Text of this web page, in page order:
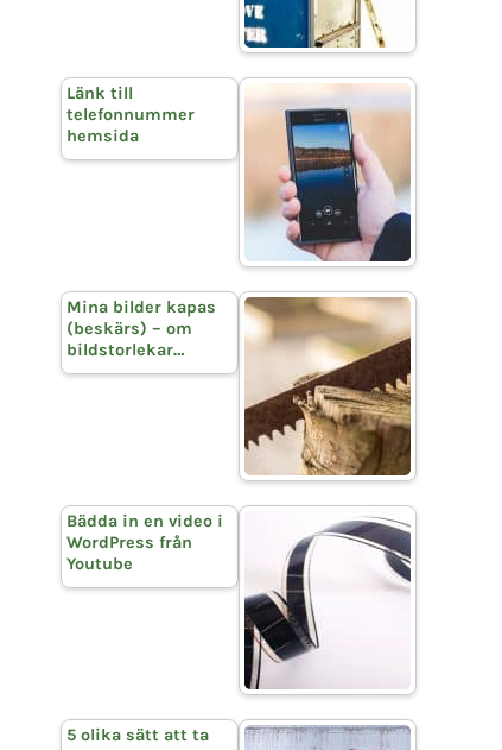
Länk till
telefonnummer
hemsida
Mina bilder kapas
(beskärs) – om
bildstorlekar…
Bädda in en video i
WordPress från
Youtube
5 olika sätt att ta